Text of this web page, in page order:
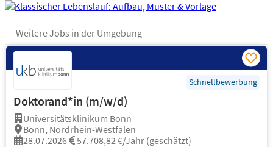
Weitere Jobs in der Umgebung
Schnellbewerbung
Doktorand*in (m/w/d)
Universitätsklinikum Bonn
Bonn, Nordrhein-Westfalen
28.07.2026
57.708,82 €/Jahr (geschätzt)